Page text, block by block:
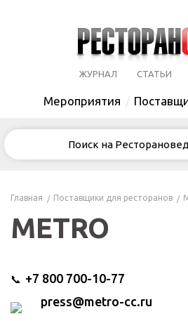
ЖУРНАЛ СТАТЬИ
Мероприятия
Главная Поставщики для ресторанов
METRO
📞 +7 800 700-10-77
press@metro-cc.ru